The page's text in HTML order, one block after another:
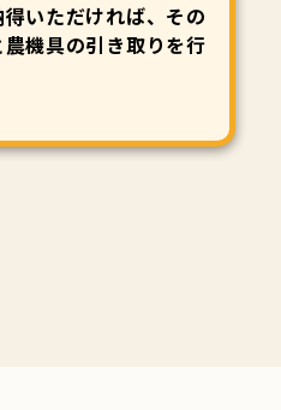
いただければ、その
機具の引き取りを行